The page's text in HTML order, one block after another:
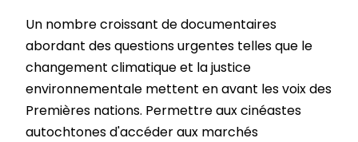
Un nombre croissant de documentaires
abordant des questions urgentes telles que le
changement climatique et la justice
environnementale mettent en avant les voix des
Premières nations. Permettre aux cinéastes
autochtones d'accéder aux marchés